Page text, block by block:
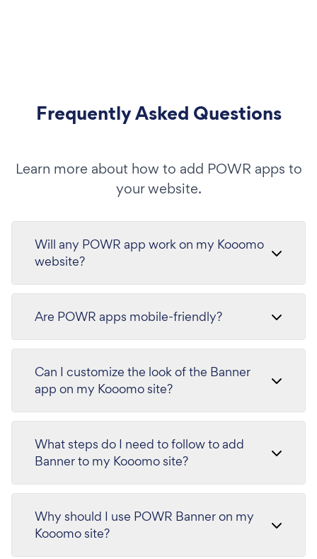
Frequently Asked Questions
Learn more about how to add POWR apps to
your website.
Will any POWR app work on my Kooomo
website?
Are POWR apps mobile-friendly?
Can I customize the look of the Banner
app on my Kooomo site?
What steps do I need to follow to add
Banner to my Kooomo site?
Why should I use POWR Banner on my
Kooomo site?